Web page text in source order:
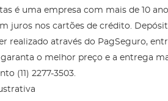
é uma empresa com mais de 10
juros nos cartões de crédito.
realizado através do PagSeguro,
o melhor preço e a entrega
(11) 2277-3503.